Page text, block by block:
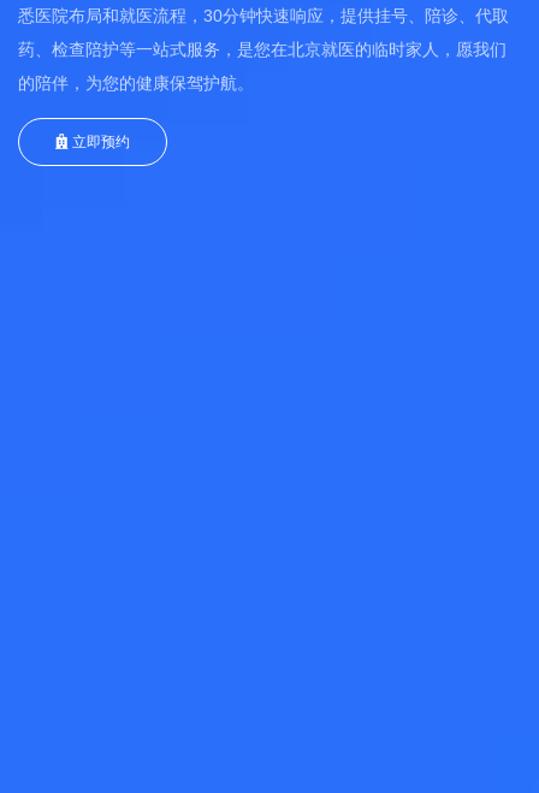
悉医院布局和就医流程，30分钟快速响应，提供挂号、陪诊、代取
药、检查陪护等一站式服务，是您在北京就医的临时家人，愿我们
的陪伴，为您的健康保驾护航。
立即预约